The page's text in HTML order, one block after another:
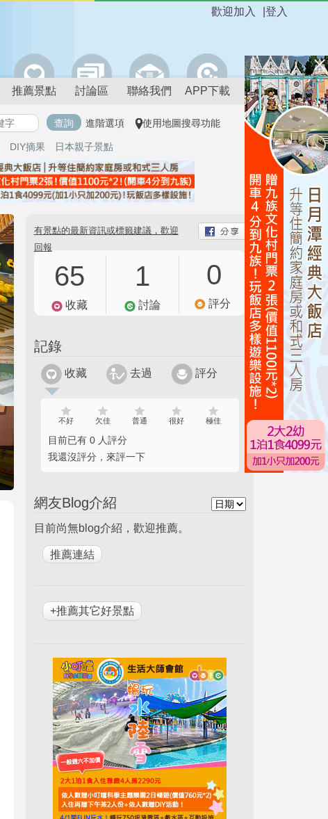
登入
歡迎加入
推薦景點 討論區 聯絡我們 APP下載
進階選項 使用地圖搜尋功能
DIY摘果 日本親子景點
有景點的最新資訊或標籤建議，歡迎
回報
65
收藏
1
討論
0
評分
記錄
收藏 去過 評分
不好 欠佳 普通 很好 極佳
目前已有 0 人評分
我還沒評分，來評一下
網友Blog介紹
目前尚無blog介紹，歡迎推薦。
+推薦其它好景點